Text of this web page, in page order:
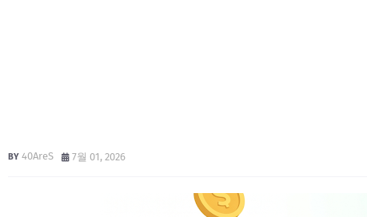
40AreS 7월 01, 2026